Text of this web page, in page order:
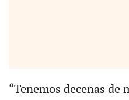
“Tenemos decenas de